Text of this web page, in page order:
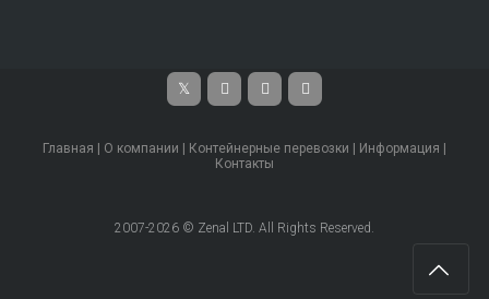
Главная О компании Контейнерные перевозки Информация
Контакты
2007-2026 © Zenal LTD. All Rights Reserved.